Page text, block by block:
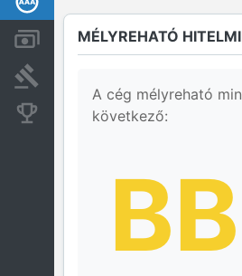
Számlák és zárolások
Konkurens cégek
MÉLYREHATÓ
A cég mélyreható
következő: